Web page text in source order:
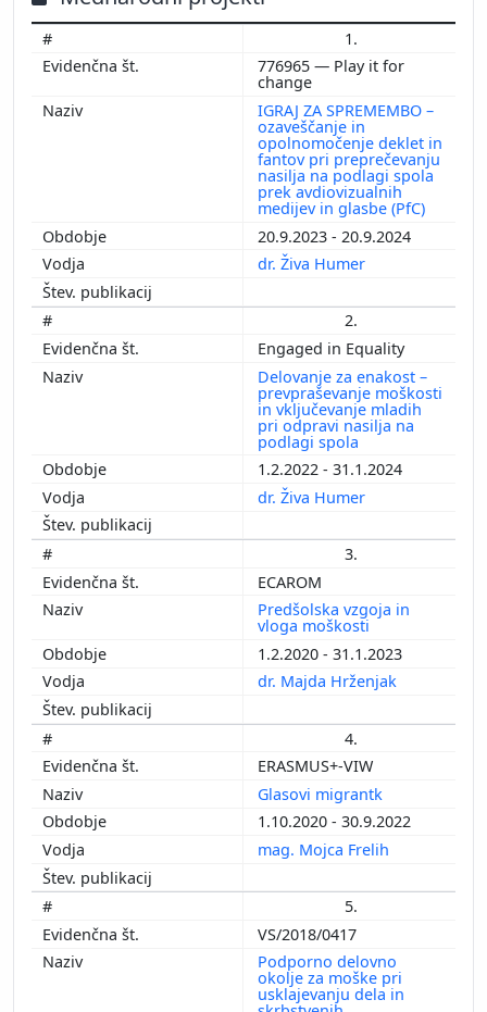
1.
776965 — Play it for
change
IGRAJ ZA SPREMEMBO –
ozaveščanje in
opolnomočenje deklet in
fantov pri preprečevanju
nasilja na podlagi spola
prek avdiovizualnih
medijev in glasbe (PfC)
20.9.2023 - 20.9.2024
dr. Živa Humer
2.
Engaged in Equality
Delovanje za enakost –
prevpraševanje moškosti
in vključevanje mladih
pri odpravi nasilja na
podlagi spola
1.2.2022 - 31.1.2024
dr. Živa Humer
3.
ECAROM
Predšolska vzgoja in
vloga moškosti
1.2.2020 - 31.1.2023
dr. Majda Hrženjak
4.
ERASMUS+-VIW
Glasovi migrantk
1.10.2020 - 30.9.2022
mag. Mojca Frelih
5.
VS/2018/0417
Podporno delovno
okolje za moške pri
usklajevanju dela in